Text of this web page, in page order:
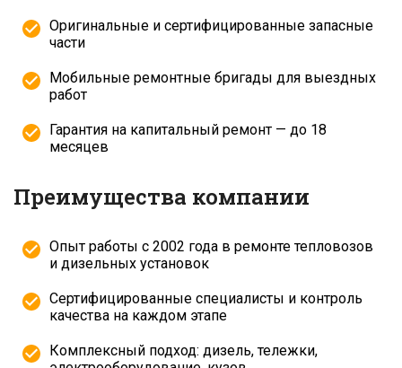
Оригинальные и сертифицированные запасные
части
Мобильные ремонтные бригады для выездных
работ
Гарантия на капитальный ремонт — до 18
месяцев
Преимущества компании
Опыт работы с 2002 года в ремонте тепловозов
и дизельных установок
Сертифицированные специалисты и контроль
качества на каждом этапе
Комплексный подход: дизель, тележки,